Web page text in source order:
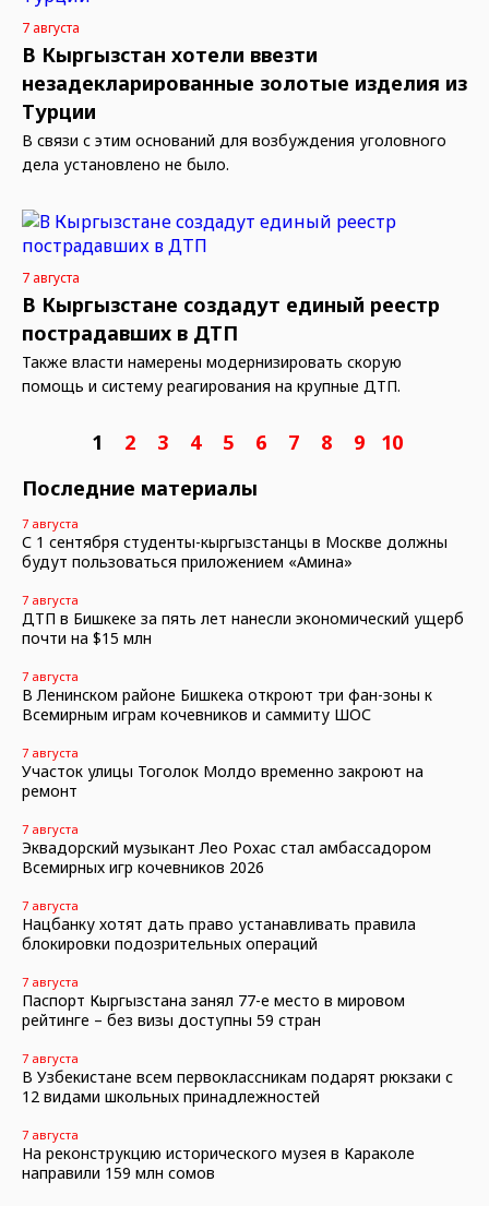
7 августа
В Кыргызстан хотели ввезти
незадекларированные золотые изделия из
Турции
В связи с этим оснований для возбуждения уголовного
дела установлено не было.
7 августа
В Кыргызстане создадут единый реестр
пострадавших в ДТП
Также власти намерены модернизировать скорую
помощь и систему реагирования на крупные ДТП.
1 2 3 4 5 6 7 8 9
10
Последние материалы
7 августа
С 1 сентября студенты-кыргызстанцы в Москве должны
будут пользоваться приложением «Амина»
7 августа
ДТП в Бишкеке за пять лет нанесли экономический ущерб
почти на $15 млн
7 августа
В Ленинском районе Бишкека откроют три фан-зоны к
Всемирным играм кочевников и саммиту ШОС
7 августа
Участок улицы Тоголок Молдо временно закроют на
ремонт
7 августа
Эквадорский музыкант Лео Рохас стал амбассадором
Всемирных игр кочевников 2026
7 августа
Нацбанку хотят дать право устанавливать правила
блокировки подозрительных операций
7 августа
Паспорт Кыргызстана занял 77-е место в мировом
рейтинге – без визы доступны 59 стран
7 августа
В Узбекистане всем первоклассникам подарят рюкзаки с
12 видами школьных принадлежностей
7 августа
На реконструкцию исторического музея в Караколе
направили 159 млн сомов